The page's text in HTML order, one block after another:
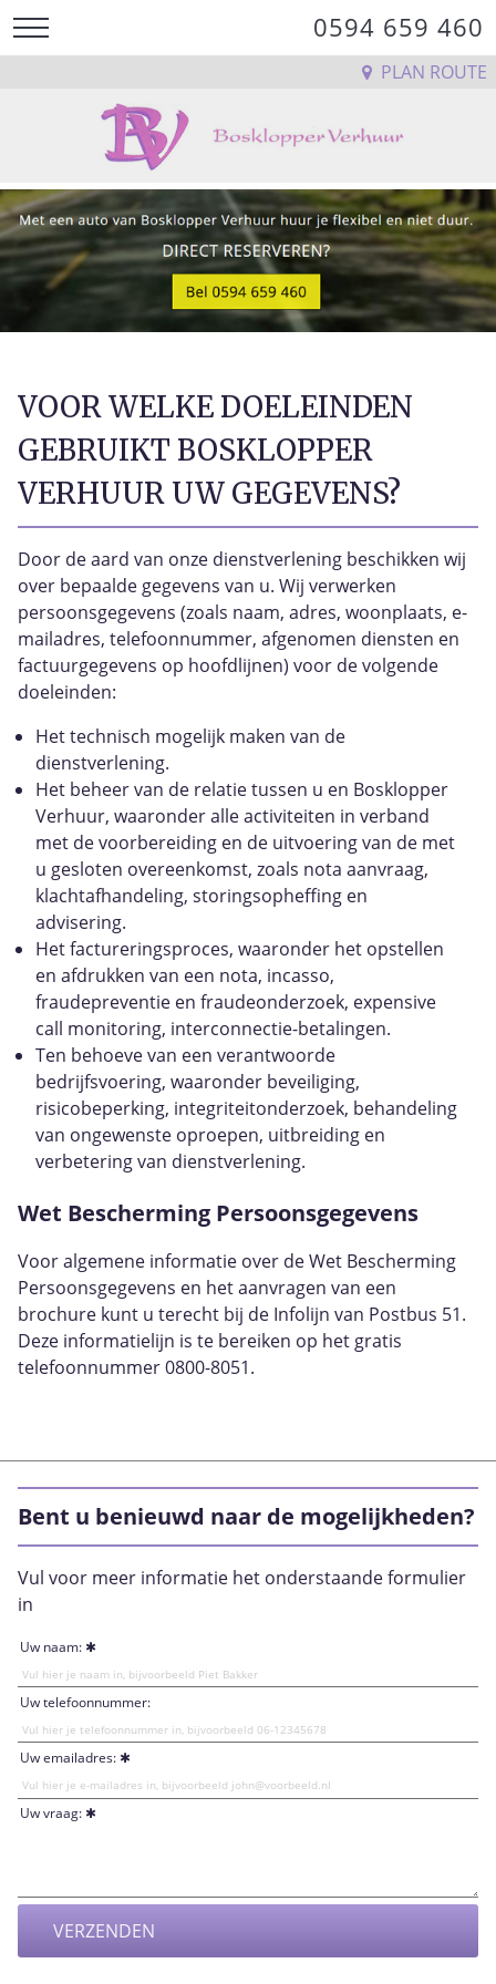
0594 659 460
PLAN ROUTE
VOOR WELKE DOELEINDEN
GEBRUIKT BOSKLOPPER
VERHUUR UW GEGEVENS?
Door de aard van onze dienstverlening beschikken wij
over bepaalde gegevens van u. Wij verwerken
persoonsgegevens (zoals naam, adres, woonplaats, e-
mailadres, telefoonnummer, afgenomen diensten en
factuurgegevens op hoofdlijnen) voor de volgende
doeleinden:
Het technisch mogelijk maken van de
dienstverlening.
Het beheer van de relatie tussen u en Bosklopper
Verhuur, waaronder alle activiteiten in verband
met de voorbereiding en de uitvoering van de met
u gesloten overeenkomst, zoals nota aanvraag,
klachtafhandeling, storingsopheffing en
advisering.
Het factureringsproces, waaronder het opstellen
en afdrukken van een nota, incasso,
fraudepreventie en fraudeonderzoek, expensive
call monitoring, interconnectie-betalingen.
Ten behoeve van een verantwoorde
bedrijfsvoering, waaronder beveiliging,
risicobeperking, integriteitonderzoek, behandeling
van ongewenste oproepen, uitbreiding en
verbetering van dienstverlening.
Wet Bescherming Persoonsgegevens
Voor algemene informatie over de Wet Bescherming
Persoonsgegevens en het aanvragen van een
brochure kunt u terecht bij de Infolijn van Postbus 51.
Deze informatielijn is te bereiken op het gratis
telefoonnummer 0800-8051.
Bent u benieuwd naar de mogelijkheden?
Vul voor meer informatie het onderstaande formulier
in
Uw naam:
Uw telefoonnummer:
Uw emailadres:
Uw vraag: